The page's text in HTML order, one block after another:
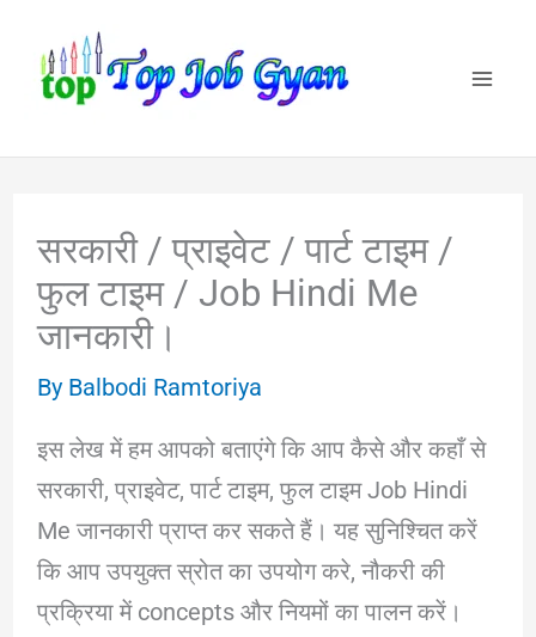
content
सरकारी / प्राइवेट / पार्ट टाइम /
फुल टाइम / Job Hindi Me
जानकारी।
By Balbodi Ramtoriya
इस लेख में हम आपको बताएंगे कि आप कैसे और कहाँ से
सरकारी, प्राइवेट, पार्ट टाइम, फुल टाइम Job Hindi
Me जानकारी प्राप्त कर सकते हैं। यह सुनिश्चित करें
कि आप उपयुक्त स्रोत का उपयोग करे, नौकरी की
प्रक्रिया में concepts और नियमों का पालन करें।